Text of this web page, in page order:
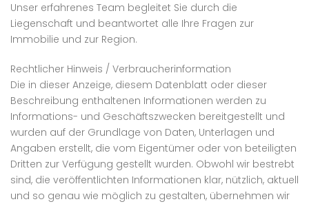
Unser erfahrenes Team begleitet Sie durch die
Liegenschaft und beantwortet alle Ihre Fragen zur
Immobilie und zur Region.
Rechtlicher Hinweis / Verbraucherinformation
Die in dieser Anzeige, diesem Datenblatt oder dieser
Beschreibung enthaltenen Informationen werden zu
Informations- und Geschäftszwecken bereitgestellt und
wurden auf der Grundlage von Daten, Unterlagen und
Angaben erstellt, die vom Eigentümer oder von beteiligten
Dritten zur Verfügung gestellt wurden. Obwohl wir bestrebt
sind, die veröffentlichten Informationen klar, nützlich, aktuell
und so genau wie möglich zu gestalten, übernehmen wir